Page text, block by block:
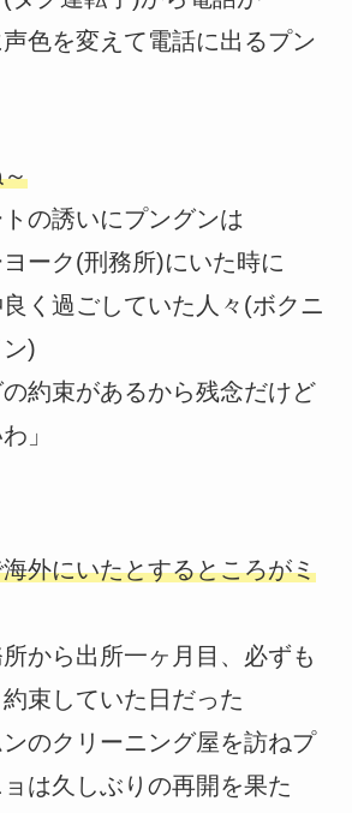
色を変えて電話に出るプン
の誘いにプングンは
ヨーク(刑務所)にいた時に
く過ごしていた人々(ボクニ
)
約束があるから残念だけど
」
外にいたとするところがミ
から出所一ヶ月目、必ずも
束していた日だった
のクリーニング屋を訪ねプ
は久しぶりの再開を果た